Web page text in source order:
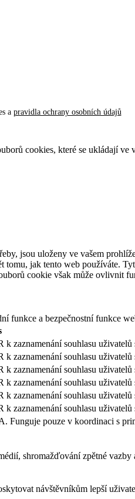
a pravidla ochrany osobních údajů
cookies, které se ukládají ve
jsou uloženy ve vašem
jak tento web používáte.
cookie však může ovlivnit
funkce a bezpečnostní funkce
zaznamenání souhlasu
zaznamenání souhlasu
zaznamenání souhlasu
zaznamenání souhlasu
zaznamenání souhlasu
zaznamenání souhlasu
Funguje pouze v koordinaci s
shromažďování zpětné vazby
návštěvníkům lepší